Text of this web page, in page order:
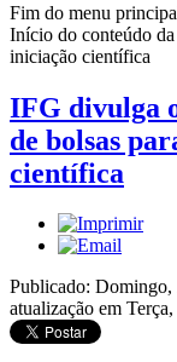
Fim do menu
Início do conteúdo da
iniciação científica
IFG divulga
de bolsas
científica
Publicado:
atualização em